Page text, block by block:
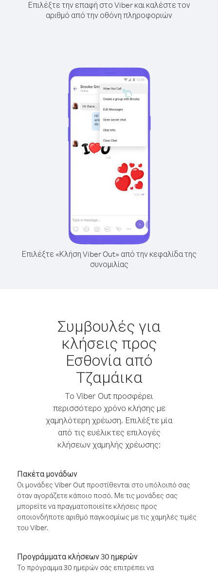
Επιλέξτε την επαφή στο Viber και καλέστε τον
αριθμό από την οθόνη πληροφοριών
Επιλέξτε «Κλήση Viber Out» από την κεφαλίδα της
συνομιλίας
Συμβουλές για
κλήσεις προς
Εσθονία από
Τζαμάικα
Το Viber Out προσφέρει
περισσότερο χρόνο κλήσης με
χαμηλότερη χρέωση. Επιλέξτε μία
από τις ευέλικτες επιλογές
κλήσεων χαμηλής χρέωσης:
Πακέτα μονάδων
Οι μονάδες Viber Out προστίθενται στο υπόλοιπό σας
όταν αγοράζετε κάποιο ποσό. Με τις μονάδες σας
μπορείτε να πραγματοποιείτε κλήσεις προς
οποιονδήποτε αριθμό παγκοσμίως με τις χαμηλές τιμές
του Viber.
Προγράμματα κλήσεων 30 ημερών
Το πρόγραμμα 30 ημερών σάς επιτρέπει να